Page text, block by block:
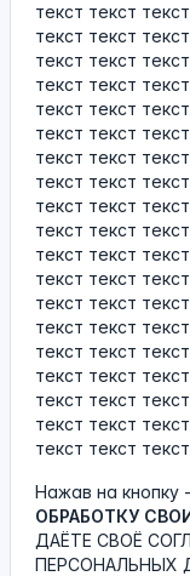
текст текст
текст текст
текст текст
текст текст
текст текст
текст текст
текст текст
текст текст
текст текст
текст текст
текст текст
текст текст
текст текст
текст текст
текст текст
текст текст
текст текст
текст текст
текст текст
Нажав на кнопку -
ОБРАБОТКУ
ДАЁТЕ СВОЁ
ПЕРСОНАЛЬНЫХ